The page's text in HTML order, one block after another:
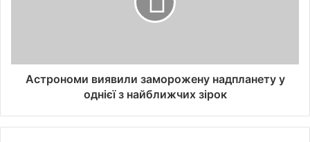
Астрономи виявили заморожену надпланету у
однієї з найближчих зірок